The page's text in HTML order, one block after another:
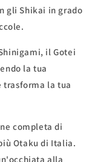
gli Shikai in grado
il Gotei
la tua
trasforma la tua
completa di
Otaku di Italia.
alla